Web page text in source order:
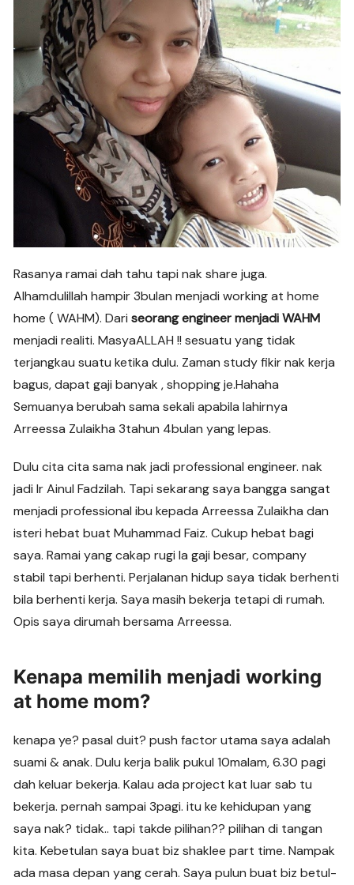
Rasanya ramai dah tahu tapi nak share juga.
Alhamdulillah hampir 3bulan menjadi working at home
home ( WAHM). Dariseorang engineer menjadi WAHM
menjadi realiti. MasyaALLAH !! sesuatu yang tidak
terjangkau suatu ketika dulu. Zaman study fikir nak kerja
bagus, dapat gaji banyak , shopping je.Hahaha
Semuanya berubah sama sekali apabila lahirnya
Arreessa Zulaikha 3tahun 4bulan yang lepas.
Dulu cita cita sama nak jadi professional engineer. nak
jadi Ir Ainul Fadzilah. Tapi sekarang saya bangga sangat
menjadi professional ibu kepada Arreessa Zulaikha dan
isteri hebat buat Muhammad Faiz. Cukup hebat bagi
saya. Ramai yang cakap rugi la gaji besar, company
stabil tapi berhenti. Perjalanan hidup saya tidak berhenti
bila berhenti kerja. Saya masih bekerja tetapi di rumah.
Opis saya dirumah bersama Arreessa.
Kenapa memilih menjadi working
at home mom?
kenapa ye? pasal duit? push factor utama saya adalah
suami & anak. Dulu kerja balik pukul 10malam, 6.30 pagi
dah keluar bekerja. Kalau ada project kat luar sab tu
bekerja. pernah sampai 3pagi. itu ke kehidupan yang
saya nak? tidak.. tapi takde pilihan?? pilihan di tangan
kita. Kebetulan saya buat biz shaklee part time. Nampak
ada masa depan yang cerah. Saya pulun buat biz betul-